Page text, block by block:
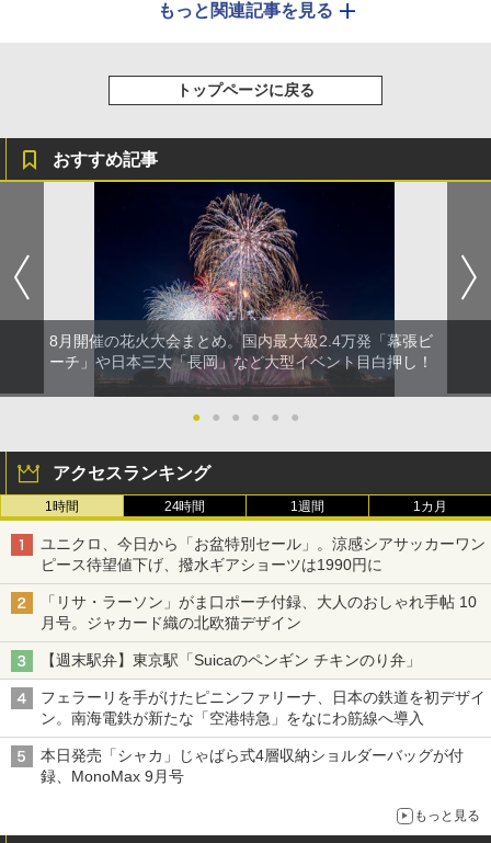
もっと関連記事を見る
トップページに戻る
おすすめ記事
8月開催の花火大会まとめ。国内最大級2.4万発「幕張ビ
ーチ」や日本三大「長岡」など大型イベント目白押し！
● ● ● ● ● ●
アクセスランキング
1時間 24時間 1週間 1カ月
ユニクロ、今日から「お盆特別セール」。涼感シアサッカーワン
ピース待望値下げ、撥水ギアショーツは1990円に
「リサ・ラーソン」がま口ポーチ付録、大人のおしゃれ手帖 10
月号。ジャカード織の北欧猫デザイン
【週末駅弁】東京駅「Suicaのペンギン チキンのり弁」
フェラーリを手がけたピニンファリーナ、日本の鉄道を初デザイ
ン。南海電鉄が新たな「空港特急」をなにわ筋線へ導入
本日発売「シャカ」じゃばら式4層収納ショルダーバッグが付
録、MonoMax 9月号
もっと見る